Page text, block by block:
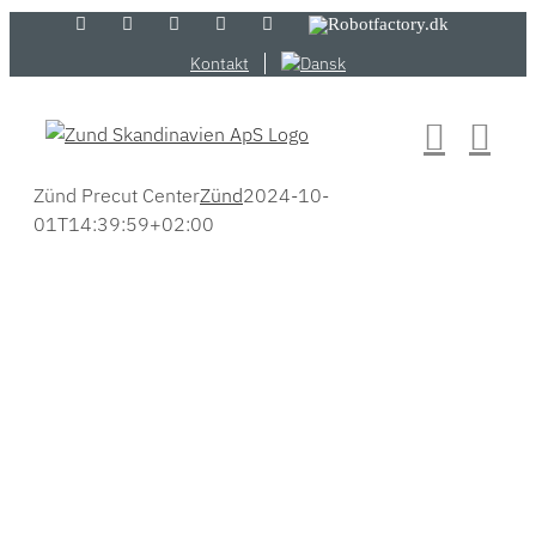
content
LinkedInYouTubeFlickr Email
Zünd
Store
Robotfactory.dk
Kontakt
Zünd Precut CenterZünd2024-10-
01T14:39:59+02:00